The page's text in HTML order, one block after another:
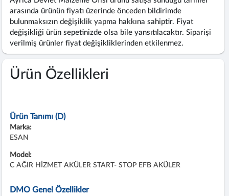
arasında ürünün fiyatı üzerinde önceden bildirimde
bulunmaksızın değişiklik yapma hakkına sahiptir. Fiyat
değişikliği ürün sepetinizde olsa bile yansıtılacaktır. Siparişi
verilmiş ürünler fiyat değişikliklerinden etkilenmez.
Ürün Özellikleri
Ürün Tanımı (D)
Marka:
ESAN
Model:
C AĞIR HİZMET AKÜLER START- STOP EFB AKÜLER
DMO Genel Özellikler